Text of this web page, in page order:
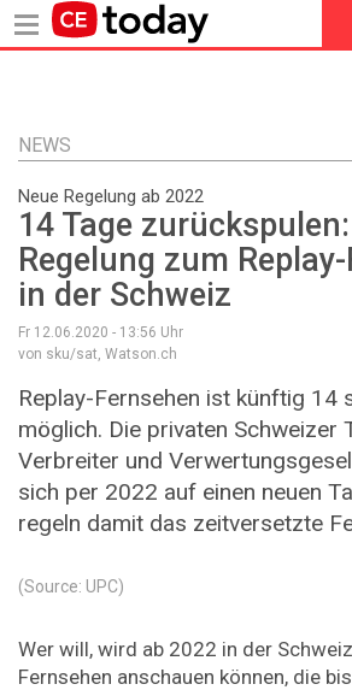
Inhalt
NEWS
Neue Regelung ab 2022
14 Tage
Regelung zum
in der Schweiz
Fr 12.06.2020 - 13:56 Uhr
von sku/sat, Watson.ch
Replay-Fernsehen ist künftig 14
möglich. Die privaten Schweizer
Verbreiter und
sich per 2022 auf einen neuen
regeln damit das zeitversetzte
(Source: UPC)
Wer will, wird ab 2022 in der
Fernsehen anschauen können, die